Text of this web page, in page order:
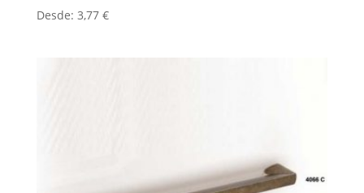
Desde: 3,77 €